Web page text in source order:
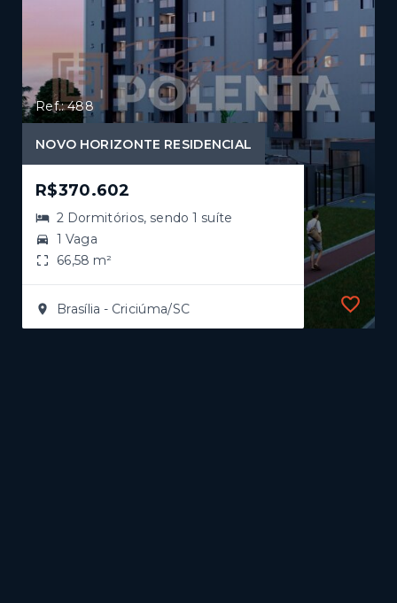
Ref.: 488
NOVO HORIZONTE RESIDENCIAL
R$370.602
2 Dormitórios, sendo 1 suíte
1 Vaga
66,58 m²
Brasília - Criciúma/SC